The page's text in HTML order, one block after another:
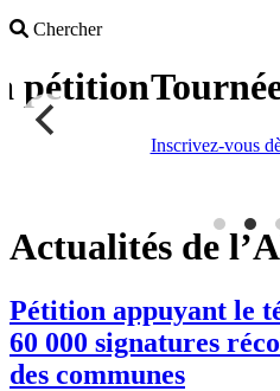
ChercherSearch
pétition
Inscrivez-vous
Actualités de
Pétition appuyant le
60 000 signatures
des communes